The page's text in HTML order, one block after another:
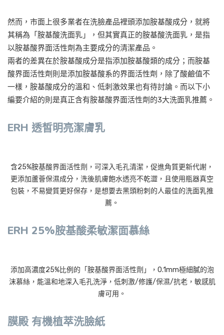
然而，市面上很多業者在洗臉產品裡頭添加胺基酸成分，就將
其稱為「胺基酸洗面乳」，但其實真正的胺基酸洗面乳，是指
以胺基酸界面活性劑為主要成分的清潔產品。
兩者的差異在於胺基酸成分是指添加胺基酸類的成分；而胺基
酸界面活性劑則是添加胺基酸系的界面活性劑，除了酸鹼值不
一樣，胺基酸成分的溫和、低刺激效果也有待討論。而以下小
編要介紹的則是真正含有胺基酸界面活性劑的3大洗面乳推薦。
ERH 透皙明亮潔膚乳
含25%胺基酸界面活性劑，可深入毛孔清潔，促進角質更新代謝，
更添加蘆薈保濕成分，洗後肌膚飽水透亮不乾澀，且使用瓶器真空
包裝，不易變質更好保存，是想要去黑頭粉刺的人最佳的洗面乳推
薦。
ERH 25%胺基酸柔敏潔面慕絲
添加高濃度25%比例的「胺基酸界面活性劑」，0.1mm極細膩的泡
沫慕絲，能溫和地深入毛孔洗淨，低刺激/修護/保濕/抗老，敏感肌
膚可用。
膜殿 有機植萃洗臉紙